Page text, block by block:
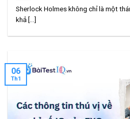
Sherlock Holmes không chỉ là một
khả [...]
06
Th1